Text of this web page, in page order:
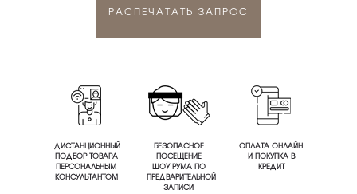
РАСПЕЧАТАТЬ ЗАПРОС
ДИСТАНЦИОННЫЙ
ПОДБОР ТОВАРА
ПЕРСОНАЛЬНЫМ
КОНСУЛЬТАНТОМ
БЕЗОПАСНОЕ
ПОСЕЩЕНИЕ
ШОУ РУМА ПО
ПРЕДВАРИТЕЛЬНОЙ
ЗАПИСИ
ОПЛАТА ОНЛАЙН
И ПОКУПКА В
КРЕДИТ